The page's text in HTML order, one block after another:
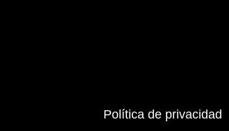
Política de privacidad